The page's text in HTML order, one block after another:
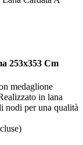
253x353 Cm
medaglione
in lana
nodi per una qualità